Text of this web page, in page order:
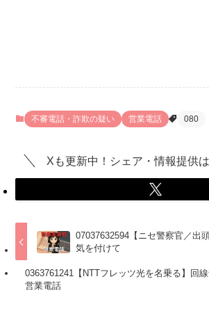
不審電話・詐欺の疑い 営業電話 080
Xも更新中！シェア・情報提供
07037632594【ニセ警察官／出
気を付けて
0363761241【NTTフレッツ光を名乗る】回
営業電話